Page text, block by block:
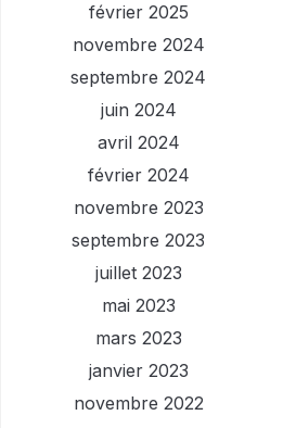
février 2025
novembre 2024
septembre 2024
juin 2024
avril 2024
février 2024
novembre 2023
septembre 2023
juillet 2023
mai 2023
mars 2023
janvier 2023
novembre 2022